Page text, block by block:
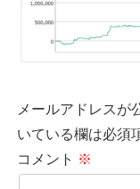
メールアドレスが
いている欄は必須
コメント ※